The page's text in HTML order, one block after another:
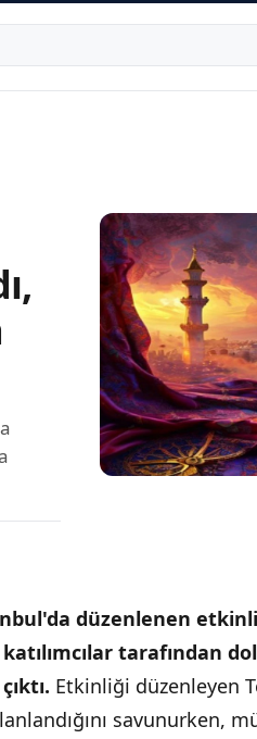
444 30 49E-posta:
düzenlenen
tarafından
Etkinliği düzenleyen
savunurken,